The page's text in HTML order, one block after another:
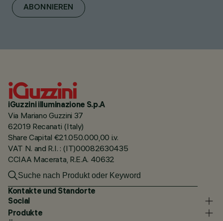
ABONNIEREN
iGuzzini illuminazione S.p.A
Via Mariano Guzzini 37
62019 Recanati (Italy)
Share Capital €21.050.000,00 i.v.
VAT N. and R.I. : (IT)00082630435
CCIAA Macerata, R.E.A. 40632
Kontakte und Standorte
Social
Produkte